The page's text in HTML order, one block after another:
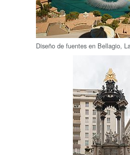
Diseño de fuentes en Bellagio,